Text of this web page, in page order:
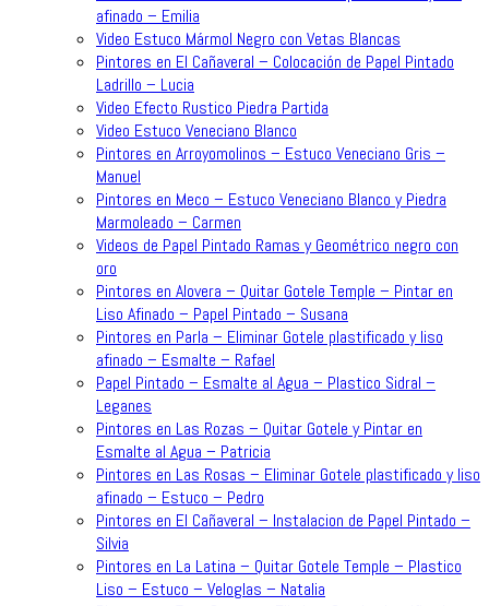
afinado – Emilia
Video Estuco Mármol Negro con Vetas Blancas
Pintores en El Cañaveral – Colocación de Papel Pintado
Ladrillo – Lucia
Video Efecto Rustico Piedra Partida
Video Estuco Veneciano Blanco
Pintores en Arroyomolinos – Estuco Veneciano Gris –
Manuel
Pintores en Meco – Estuco Veneciano Blanco y Piedra
Marmoleado – Carmen
Videos de Papel Pintado Ramas y Geométrico negro con
oro
Pintores en Alovera – Quitar Gotele Temple – Pintar en
Liso Afinado – Papel Pintado – Susana
Pintores en Parla – Eliminar Gotele plastificado y liso
afinado – Esmalte – Rafael
Papel Pintado – Esmalte al Agua – Plastico Sidral –
Leganes
Pintores en Las Rozas – Quitar Gotele y Pintar en
Esmalte al Agua – Patricia
Pintores en Las Rosas – Eliminar Gotele plastificado y liso
afinado – Estuco – Pedro
Pintores en El Cañaveral – Instalacion de Papel Pintado –
Silvia
Pintores en La Latina – Quitar Gotele Temple – Plastico
Liso – Estuco – Veloglas – Natalia